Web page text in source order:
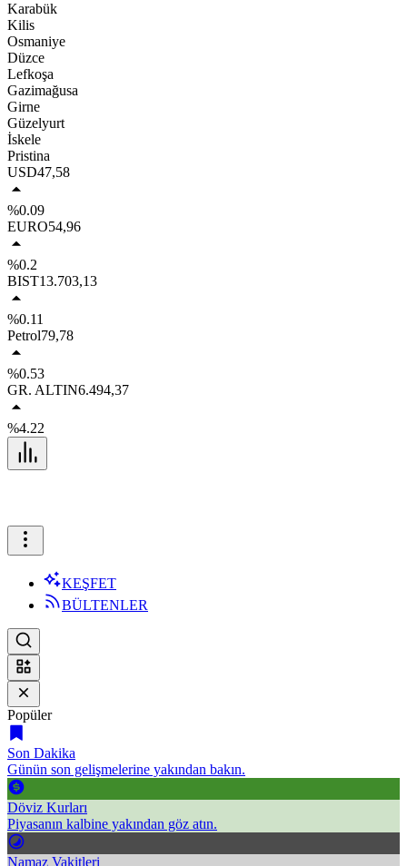
Karabük
Kilis
Osmaniye
Düzce
Lefkoşa
Gazimağusa
Girne
Güzelyurt
İskele
Pristina
USD47,58
%0.09
EURO54,96
%0.2
BIST13.703,13
%0.11
Petrol79,78
%0.53
GR. ALTIN6.494,37
%4.22
KEŞFET
BÜLTENLER
Popüler
Son Dakika
Günün son gelişmelerine yakından bakın.
Döviz Kurları
Piyasanın kalbine yakından göz atın.
Namaz Vakitleri